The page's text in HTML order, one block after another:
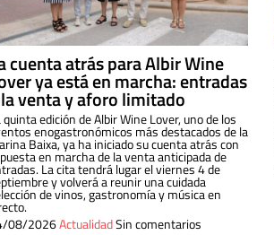
cuenta atrás para Albir Wine
ya está en marcha: entradas
venta y aforo limitado
quinta edición de Albir Wine Lover, uno de los
enogastronómicos más destacados de la
Baixa, ya ha iniciado su cuenta atrás con
en marcha de la venta anticipada de
La cita tendrá lugar el viernes 4 de
y volverá a reunir una cuidada
de vinos, gastronomía y música en
08/2026ActualidadSin comentarios